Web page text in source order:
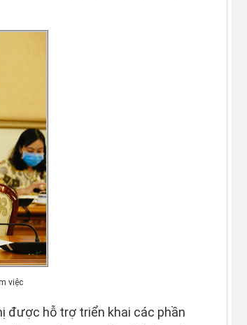
việc
được hỗ trợ triển khai các phần